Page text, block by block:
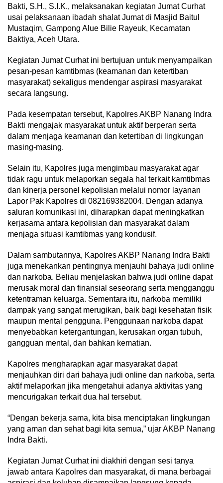
Bakti, S.H., S.I.K., melaksanakan kegiatan Jumat Curhat
usai pelaksanaan ibadah shalat Jumat di Masjid Baitul
Mustaqim, Gampong Alue Bilie Rayeuk, Kecamatan
Baktiya, Aceh Utara.
Kegiatan Jumat Curhat ini bertujuan untuk menyampaikan
pesan-pesan kamtibmas (keamanan dan ketertiban
masyarakat) sekaligus mendengar aspirasi masyarakat
secara langsung.
Pada kesempatan tersebut, Kapolres AKBP Nanang Indra
Bakti mengajak masyarakat untuk aktif berperan serta
dalam menjaga keamanan dan ketertiban di lingkungan
masing-masing.
Selain itu, Kapolres juga mengimbau masyarakat agar
tidak ragu untuk melaporkan segala hal terkait kamtibmas
dan kinerja personel kepolisian melalui nomor layanan
Lapor Pak Kapolres di 082169382004. Dengan adanya
saluran komunikasi ini, diharapkan dapat meningkatkan
kerjasama antara kepolisian dan masyarakat dalam
menjaga situasi kamtibmas yang kondusif.
Dalam sambutannya, Kapolres AKBP Nanang Indra Bakti
juga menekankan pentingnya menjauhi bahaya judi online
dan narkoba. Beliau menjelaskan bahwa judi online dapat
merusak moral dan finansial seseorang serta mengganggu
ketentraman keluarga. Sementara itu, narkoba memiliki
dampak yang sangat merugikan, baik bagi kesehatan fisik
maupun mental pengguna. Penggunaan narkoba dapat
menyebabkan ketergantungan, kerusakan organ tubuh,
gangguan mental, dan bahkan kematian.
Kapolres mengharapkan agar masyarakat dapat
menjauhkan diri dari bahaya judi online dan narkoba, serta
aktif melaporkan jika mengetahui adanya aktivitas yang
mencurigakan terkait dua hal tersebut.
“Dengan bekerja sama, kita bisa menciptakan lingkungan
yang aman dan sehat bagi kita semua,” ujar AKBP Nanang
Indra Bakti.
Kegiatan Jumat Curhat ini diakhiri dengan sesi tanya
jawab antara Kapolres dan masyarakat, di mana berbagai